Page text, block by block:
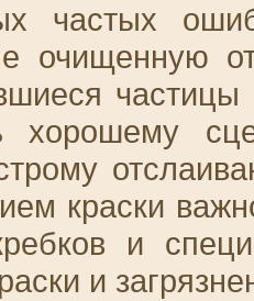
частых
очищенную
частицы
хорошему
краски
и
и